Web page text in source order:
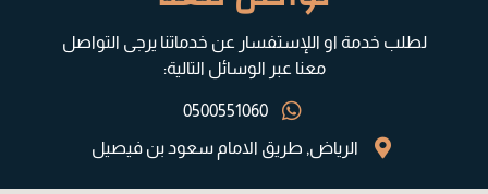
لطلب خدمة او اللإستفسار عن خدماتنا يرجى التواصل
معنا عبر الوسائل التالية:
0500551060
الرياض, طريق الامام سعود بن فيصيل